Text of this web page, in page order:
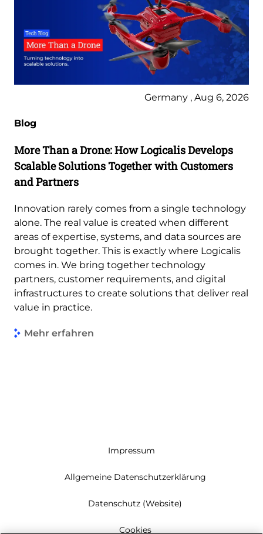
Germany , Aug 6, 2026
Blog
More Than a Drone: How Logicalis Develops
Scalable Solutions Together with Customers
and Partners
Innovation rarely comes from a single technology
alone. The real value is created when different
areas of expertise, systems, and data sources are
brought together. This is exactly where Logicalis
comes in. We bring together technology
partners, customer requirements, and digital
infrastructures to create solutions that deliver real
value in practice.
Mehr erfahren
Impressum
Allgemeine Datenschutzerklärung
Datenschutz (Website)
Cookies